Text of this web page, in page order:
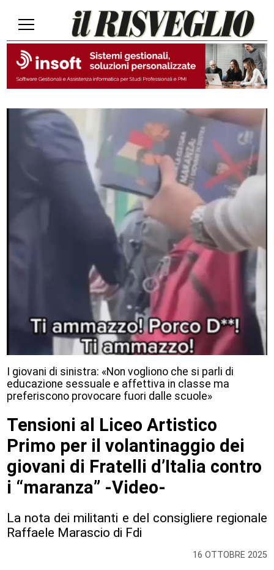
16 OTTOBRE 2025
I giovani di sinistra: «Non vogliono che si parli di
educazione sessuale e affettiva in classe ma
preferiscono provocare fuori dalle scuole»
Tensioni al Liceo Artistico
Primo per il volantinaggio dei
giovani di Fratelli d’Italia contro
i “maranza” -Video-
La nota dei militanti e del consigliere regionale
Raffaele Marascio di Fdi